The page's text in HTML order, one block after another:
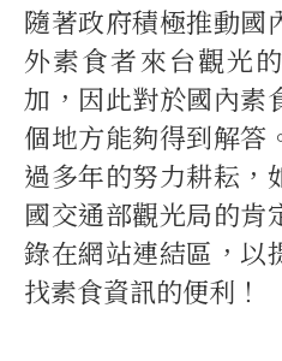
隨著政府積極推動國
外素食者來台觀光
加，因此對於國內素
個地方能夠得到解答
過多年的努力耕耘，
國交通部觀光局的肯
錄在網站連結區，以
找素食資訊的便利！